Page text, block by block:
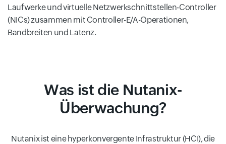
Laufwerke und virtuelle Netzwerkschnittstellen-Controller
(NICs) zusammen mit Controller-E/A-Operationen,
Bandbreiten und Latenz.
Was ist die Nutanix-
Überwachung?
Nutanix ist eine hyperkonvergente Infrastruktur (HCI), die